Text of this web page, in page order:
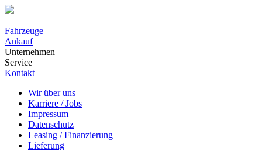
Fahrzeuge
Ankauf
Unternehmen
Service
Kontakt
Wir über uns
Karriere / Jobs
Impressum
Datenschutz
Leasing / Finanzierung
Lieferung